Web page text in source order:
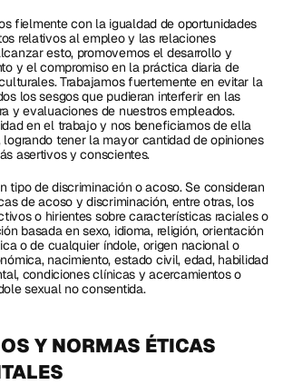
fielmente con la igualdad de oportunidades
relativos al empleo y las relaciones
esto, promovemos el desarrollo y
y el compromiso en la práctica diaria de
Trabajamos fuertemente en evitar la
los sesgos que pudieran interferir en las
y evaluaciones de nuestros empleados.
en el trabajo y nos beneficiamos de ella
tener la mayor cantidad de opiniones
asertivos y conscientes.
tipo de discriminación o acoso. Se consideran
de acoso y discriminación, entre otras, los
o hirientes sobre características raciales o
basada en sexo, idioma, religión, orientación
o de cualquier índole, origen nacional o
nacimiento, estado civil, edad, habilidad
condiciones clínicas y acercamientos o
sexual no consentida.
Y NORMAS ÉTICAS